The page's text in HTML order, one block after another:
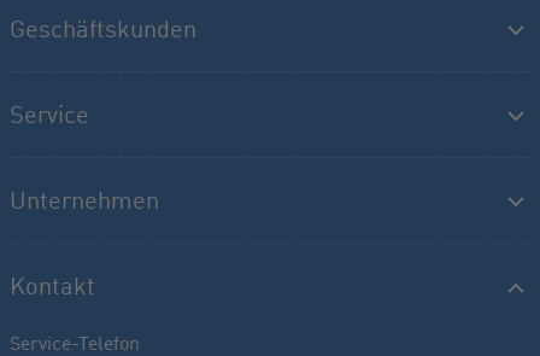
Geschäftskunden
Service
Unternehmen
Kontakt
Service-Telefon